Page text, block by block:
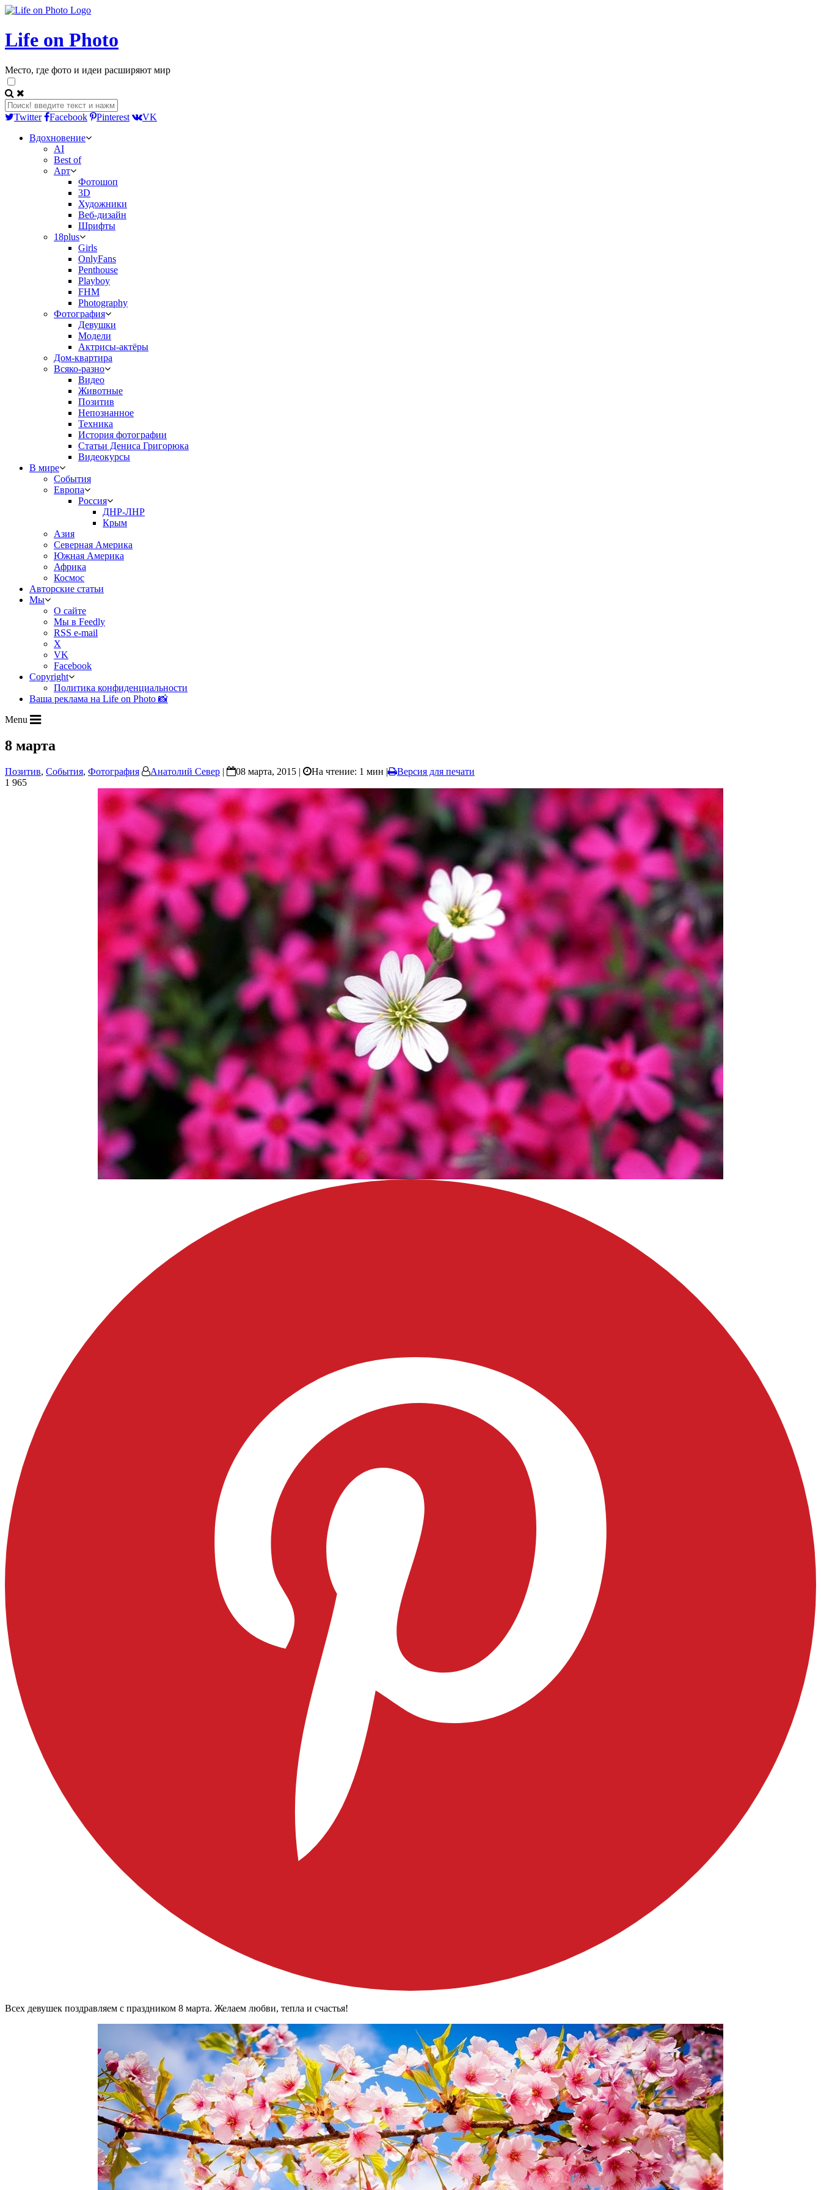
Life on Photo
Место, где фото и идеи расширяют мир
Twitter Facebook Pinterest
VK
Вдохновение
AI
Best of
Арт
Фотошоп
3D
Художники
Веб-дизайн
Шрифты
18plus
Girls
OnlyFans
Penthouse
Playboy
FHM
Photography
Фотография
Девушки
Модели
Актрисы-актёры
Дом-квартира
Всяко-разно
Видео
Животные
Позитив
Непознанное
Техника
История фотографии
Статьи Дениса Григорюка
Видеокурсы
В мире
События
Европа
Россия
ДНР-ЛНР
Крым
Азия
Северная Америка
Южная Америка
Африка
Космос
Авторские статьи
Мы
О сайте
Мы в Feedly
RSS e-mail
X
VK
Facebook
Copyright
Политика конфиденциальности
Ваша реклама на Life on Photo 📸
Menu
8 марта
Позитив, События, Фотография Анатолий Север | 08 марта, 2015 | На чтение: 1 мин |
Версия для печати
1 965
Всех девушек поздравляем с праздником 8 марта. Желаем любви, тепла и счастья!